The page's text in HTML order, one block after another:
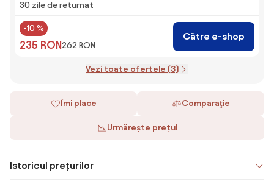
30 zile de returnat
-10 %
235 RON262 RON
Către e-shop
Vezi toate ofertele (3)
Îmi place Comparaţie
Urmărește prețul
Istoricul prețurilor